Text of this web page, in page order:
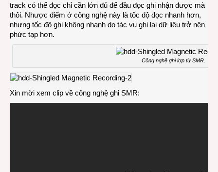
track có thể đọc chỉ cần lớn đủ để đầu đọc ghi nhận được mà
thôi. Nhược điểm ở công nghệ này là tốc độ đọc nhanh hơn,
nhưng tốc độ ghi không nhanh do tác vụ ghi lại dữ liệu trở nên
phức tạp hơn.
Công nghệ ghi lợp từ SMR.
Xin mời xem clip về công nghệ ghi SMR: